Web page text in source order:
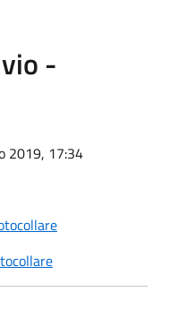
-
2019, 17:34